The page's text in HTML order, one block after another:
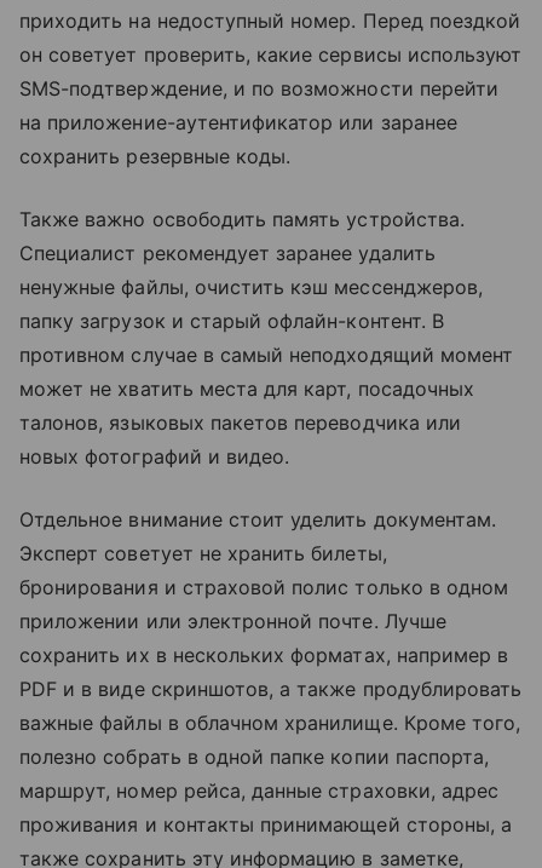
приходить на недоступный номер. Перед поездкой
он советует проверить, какие сервисы используют
SMS-подтверждение, и по возможности перейти
на приложение-аутентификатор или заранее
сохранить резервные коды.
Также важно освободить память устройства.
Специалист рекомендует заранее удалить
ненужные файлы, очистить кэш мессенджеров,
папку загрузок и старый офлайн-контент. В
противном случае в самый неподходящий момент
может не хватить места для карт, посадочных
талонов, языковых пакетов переводчика или
новых фотографий и видео.
Отдельное внимание стоит уделить документам.
Эксперт советует не хранить билеты,
бронирования и страховой полис только в одном
приложении или электронной почте. Лучше
сохранить их в нескольких форматах, например в
PDF и в виде скриншотов, а также продублировать
важные файлы в облачном хранилище. Кроме того,
полезно собрать в одной папке копии паспорта,
маршрут, номер рейса, данные страховки, адрес
проживания и контакты принимающей стороны, а
также сохранить эту информацию в заметке,